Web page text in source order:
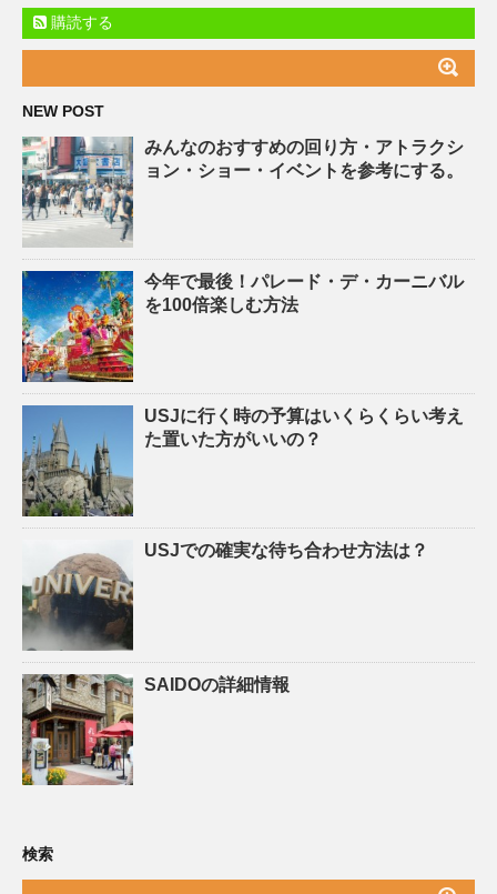
購読する
NEW POST
みんなのおすすめの回り方・アトラクシ
ョン・ショー・イベントを参考にする。
今年で最後！パレード・デ・カーニバル
を100倍楽しむ方法
USJに行く時の予算はいくらくらい考え
た置いた方がいいの？
USJでの確実な待ち合わせ方法は？
SAIDOの詳細情報
検索